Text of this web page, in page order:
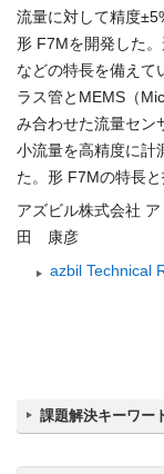
流量に対して精度
形 F7Mを開発した
などの特長を備えて
ラス管とMEMS（
み合わせた流量セン
小流量を高精度に計
た。形 F7Mの特長
アズビル株式会社
田 康彦
azbil Technical
課題解決キーワー